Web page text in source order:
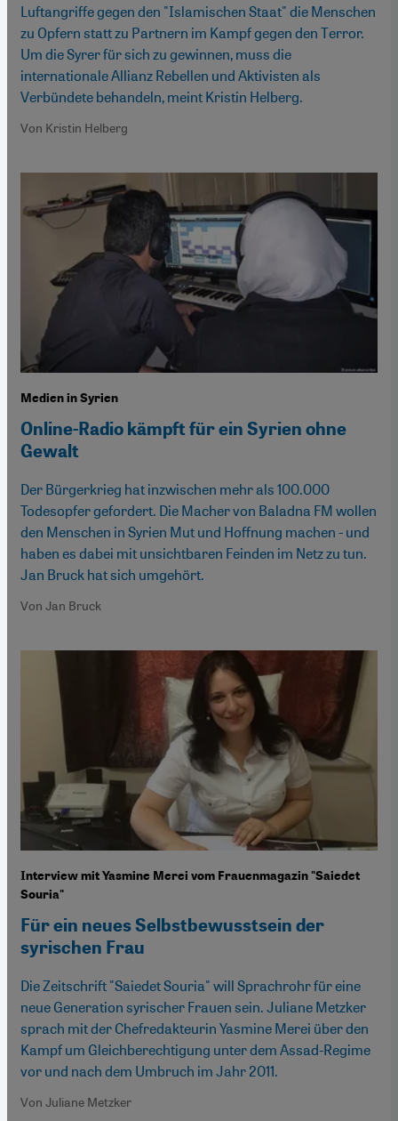
Luftangriffe gegen den "Islamischen Staat" die Menschen
zu Opfern statt zu Partnern im Kampf gegen den Terror.
Um die Syrer für sich zu gewinnen, muss die
internationale Allianz Rebellen und Aktivisten als
Verbündete behandeln, meint Kristin Helberg.
Von Kristin Helberg
Medien in Syrien
Online-Radio kämpft für ein Syrien ohne
Gewalt
Der Bürgerkrieg hat inzwischen mehr als 100.000
Todesopfer gefordert. Die Macher von Baladna FM wollen
den Menschen in Syrien Mut und Hoffnung machen - und
haben es dabei mit unsichtbaren Feinden im Netz zu tun.
Jan Bruck hat sich umgehört.
Von Jan Bruck
Interview mit Yasmine Merei vom Frauenmagazin "Saiedet
Souria"
Für ein neues Selbstbewusstsein der
syrischen Frau
Die Zeitschrift "Saiedet Souria" will Sprachrohr für eine
neue Generation syrischer Frauen sein. Juliane Metzker
sprach mit der Chefredakteurin Yasmine Merei über den
Kampf um Gleichberechtigung unter dem Assad-Regime
vor und nach dem Umbruch im Jahr 2011.
Von Juliane Metzker